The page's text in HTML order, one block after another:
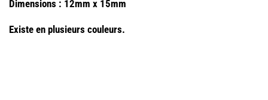
Dimensions : 12mm x 15mm
Existe en plusieurs couleurs.